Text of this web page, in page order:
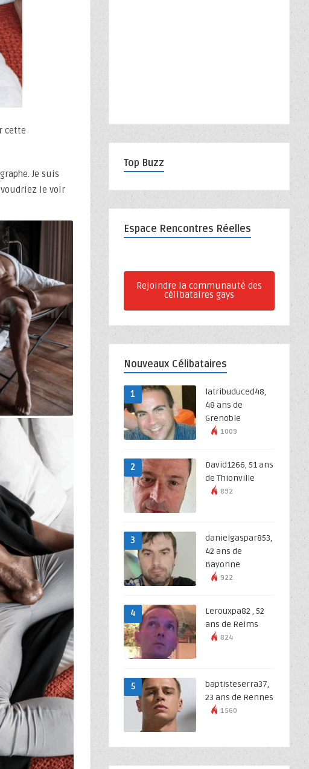
cette
Je suis
le voir
Top Buzz
Espace Rencontres Réelles
Rejoindre la communauté des
célibataires gays
Nouveaux Célibataires
1
latribuduced48,
48 ans de
Grenoble
1009
2
David1266, 51 ans
de Thionville
892
3
danielgaspar853,
42 ans de
Bayonne
922
4
Lerouxpa82 , 52
ans de Reims
824
5
baptisteserra37,
23 ans de Rennes
1560